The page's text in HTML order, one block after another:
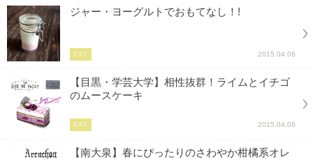
ジャー・ヨーグルトでおもてなし！!
EAT 2015.04.06
【目黒・学芸大学】相性抜群！ライムとイチゴ
のムースケーキ
EAT 2015.04.06
【南大泉】春にぴったりのさわやか柑橘系オレ